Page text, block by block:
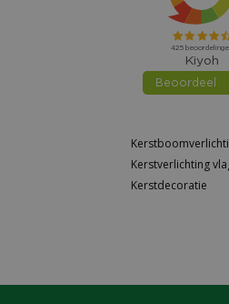
Kerstverlichting
Kerstdecoratie